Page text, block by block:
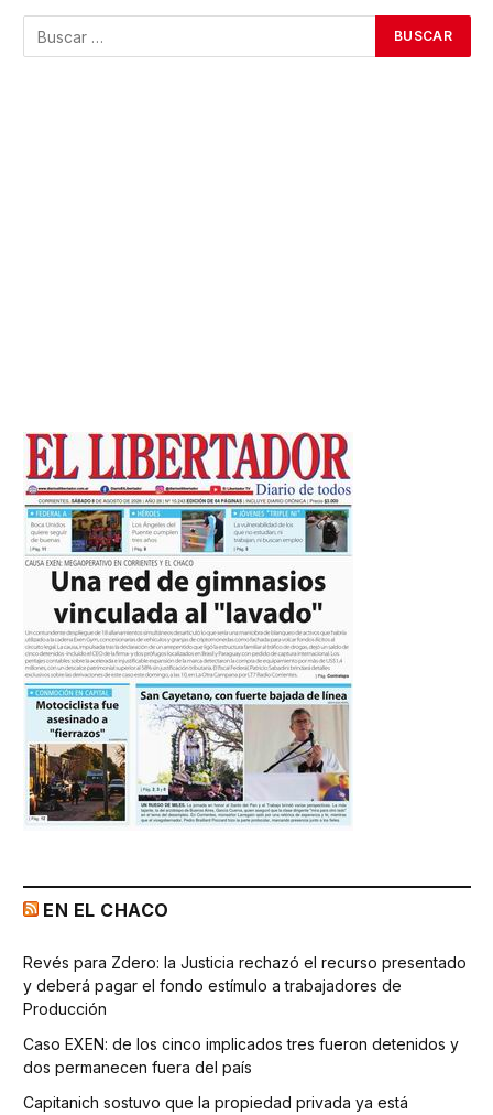
EN EL CHACO
Revés para Zdero: la Justicia rechazó el recurso presentado
y deberá pagar el fondo estímulo a trabajadores de
Producción
Caso EXEN: de los cinco implicados tres fueron detenidos y
dos permanecen fuera del país
Capitanich sostuvo que la propiedad privada ya está